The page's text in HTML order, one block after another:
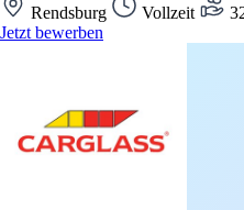
Rendsburg Vollzeit
Jetzt bewerben